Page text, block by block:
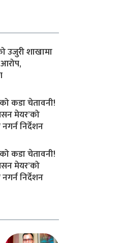
उजुरी शाखामा
को कडा चेतावनी!
मेयर’को
निर्देशन
को कडा चेतावनी!
मेयर’को
निर्देशन